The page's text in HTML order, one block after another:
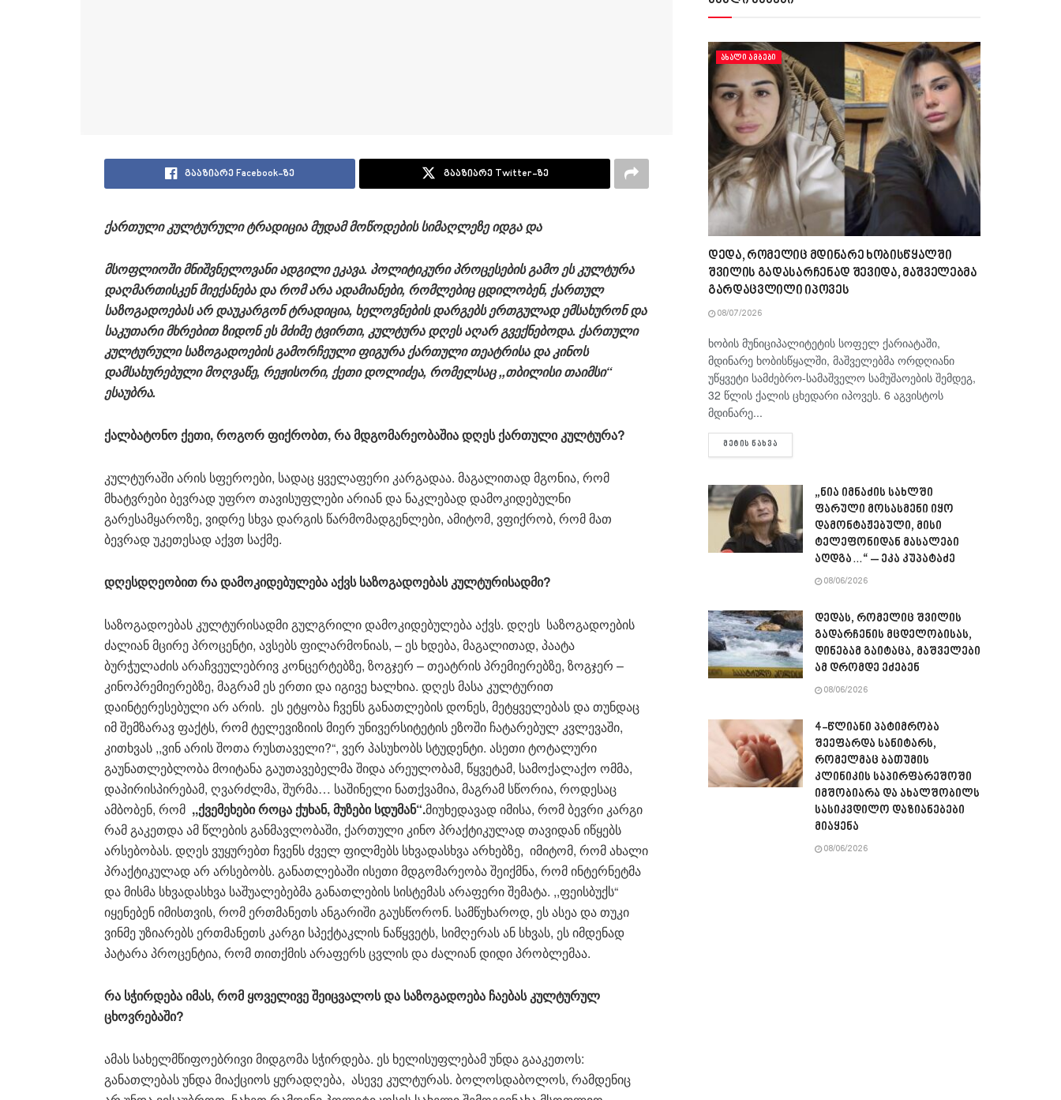
გააზიარე Facebook-ზე გააზიარე Twitter-ზე
ქართულიკულტურული ტრადიცია მუდამ მოწოდების სიმაღლეზე იდგა და
მსოფლიოში მნიშვნელოვანი ადგილიეკავა. პოლიტიკური პროცესებისგამოესკულტურა
დაღმართისკენ მიექანება და რომ არა ადამიანები, რომლებიც ცდილობენ, ქართულ
საზოგადოებას არ დაუკარგონ ტრადიცია, ხელოვნების დარგებსერთგულადემსახურონ და
საკუთარი მხრებით ზიდონეს მძიმე ტვირთი, კულტურა დღეს აღარგვექნებოდა. ქართული
კულტურული საზოგადოებისგამორჩეული ფიგურა ქართული თეატრისა დაკინოს
დამსახურებული მოღვაწე, რეჟისორი, ქეთი დოლიძეა, რომელსაც,,თბილისი თაიმსი“
ესაუბრა.
ქალბატონოქეთი,როგორფიქრობთ,რამდგომარეობაშიადღესქართულიკულტურა?
კულტურაში არის სფეროები, სადაც ყველაფერი კარგადაა. მაგალითად მგონია, რომ
მხატვრები ბევრად უფრო თავისუფლები არიან და ნაკლებად დამოკიდებულნი
გარესამყაროზე, ვიდრე სხვა დარგის წარმომადგენლები, ამიტომ, ვფიქრობ, რომ მათ
ბევრად უკეთესად აქვთ საქმე.
დღესდღეობითრადამოკიდებულებააქვს საზოგადოებასკულტურისადმი?
საზოგადოებას კულტურისადმი გულგრილი დამოკიდებულება აქვს. დღეს საზოგადოების
ძალიან მცირე პროცენტი, ავსებს ფილარმონიას, – ეს ხდება, მაგალითად, პაატა
ბურჭულაძის არაჩვეულებრივ კონცერტებზე, ზოგჯერ – თეატრის პრემიერებზე, ზოგჯერ –
კინოპრემიერებზე, მაგრამ ეს ერთი და იგივე ხალხია. დღეს მასა კულტურით
დაინტერესებული არ არის. ეს ეტყობა ჩვენს განათლების დონეს, მეტყველებას და თუნდაც
იმ შემზარავ ფაქტს, რომ ტელევიზიის მიერ უნივერსიტეტის ეზოში ჩატარებულ კვლევაში,
კითხვას ,,ვინ არის შოთა რუსთაველი?“, ვერ პასუხობს სტუდენტი. ასეთი ტოტალური
გაუნათლებლობა მოიტანა გაუთავებელმა შიდა არეულობამ, წყვეტამ, სამოქალაქო ომმა,
დაპირისპირებამ, ღვარძლმა, შურმა… საშინელი ნათქვამია, მაგრამ სწორია, როდესაც
ამბობენ, რომ ,,ქვემეხებიროცაქუხან,მუზები სდუმან“.მიუხედავად იმისა, რომ ბევრი კარგი
რამ გაკეთდა ამ წლების განმავლობაში, ქართული კინო პრაქტიკულად თავიდან იწყებს
არსებობას. დღეს ვუყურებთ ჩვენს ძველ ფილმებს სხვადასხვა არხებზე, იმიტომ, რომ ახალი
პრაქტიკულად არ არსებობს. განათლებაში ისეთი მდგომარეობა შეიქმნა, რომ ინტერნეტმა
და მისმა სხვადასხვა საშუალებებმა განათლების სისტემას არაფერი შემატა. ,,ფეისბუქს“
იყენებენ იმისთვის, რომ ერთმანეთს ანგარიში გაუსწორონ. სამწუხაროდ, ეს ასეა და თუკი
ვინმე უზიარებს ერთმანეთს კარგი სპექტაკლის ნაწყვეტს, სიმღერას ან სხვას, ეს იმდენად
პატარა პროცენტია, რომ თითქმის არაფერს ცვლის და ძალიან დიდი პრობლემაა.
რა სჭირდებაიმას,რომყოველივეშეიცვალოსდა საზოგადოება ჩაებასკულტურულ
ცხოვრებაში?
ამას სახელმწიფოებრივი მიდგომა სჭირდება. ეს ხელისუფლებამ უნდა გააკეთოს:
განათლებას უნდა მიაქციოს ყურადღება, ასევე კულტურას. ბოლოსდაბოლოს, რამდენიც
ᲐᲮᲐᲚᲘ ᲐᲛᲑᲔᲑᲘ
დედა, რომელიც მდინარე ხობისწყალში
შვილის გადასარჩენად შევიდა, მაშველებმა
გარდაცვლილი იპოვეს
08/07/2026
ხობის მუნიციპალიტეტის სოფელ ქარიატაში,
მდინარე ხობისწყალში, მაშველებმა ორდღიანი
უწყვეტი სამძებრო-სამაშველო სამუშაოების შემდეგ,
32 წლის ქალის ცხედარი იპოვეს. 6 აგვისტოს
მდინარე...
ᲛᲔᲢᲘᲡ ᲜᲐᲮᲕᲐ
„ნია იმნაძის სახლში
ფარული მოსასმენი იყო
დამონტაჟებული, მისი
ტელეფონიდან მასალები
აღდგა…“ – ეკა კუპატაძე
08/06/2026
დედას, რომელიც შვილის
გადარჩენის მცდელობისას,
დინებამ გაიტაცა, მაშველები
ამ დრომდე ეძებენ
08/06/2026
4-წლიანი პატიმრობა
შეეფარდა სანიტარს,
რომელმაც ბათუმის
კლინიკის საპირფარეშოში
იმშობიარა და ახალშობილს
სასიკვდილო დაზიანებები
მიაყენა
08/06/2026